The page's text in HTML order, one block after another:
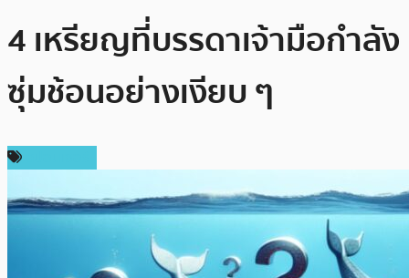
4 เหรียญที่บรรดาเจ้ามือกำลัง
ซุ่มช้อนอย่างเงียบ ๆ